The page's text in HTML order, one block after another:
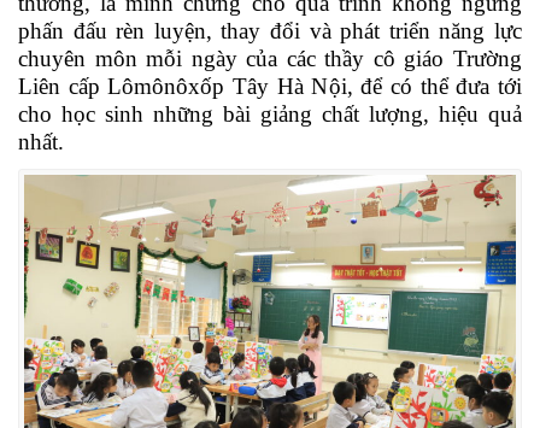
phấn đấu rèn luyện, thay đổi và phát triển năng lực
chuyên môn mỗi ngày của các thầy cô giáo Trường
Liên cấp Lômônôxốp Tây Hà Nội, để có thể đưa tới
cho học sinh những bài giảng chất lượng, hiệu quả
nhất.